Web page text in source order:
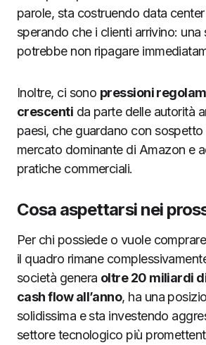
parole, sta costruendo data
sperando che i clienti arrivino: una
potrebbe non ripagare
Inoltre, ci sono pressioni
crescenti da parte delle autorità
paesi, che guardano con
mercato dominante di Amazon e
pratiche commerciali.
Cosa aspettarsi nei
Per chi possiede o vuole
il quadro rimane
società genera oltre 20 miliardi
cash flow all’anno, ha una
solidissima e sta investendo
settore tecnologico più